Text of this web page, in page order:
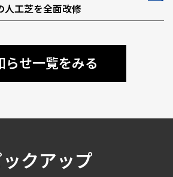
人工芝を全面改修
らせ一覧をみる
クアップ